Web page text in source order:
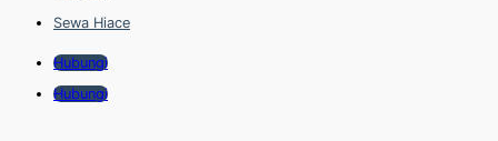
Sewa Hiace
Hubungi
Hubungi